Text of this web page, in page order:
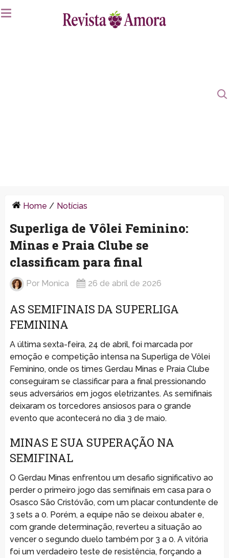
Home / Notícias
Superliga de Vôlei Feminino:
Minas e Praia Clube se
classificam para final
Por Monica 26 de abril de 2026
AS SEMIFINAIS DA SUPERLIGA
FEMININA
A última sexta-feira, 24 de abril, foi marcada por
emoção e competição intensa na Superliga de Vôlei
Feminino, onde os times Gerdau Minas e Praia Clube
conseguiram se classificar para a final pressionando
seus adversários em jogos eletrizantes. As semifinais
deixaram os torcedores ansiosos para o grande
evento que acontecerá no dia 3 de maio.
MINAS E SUA SUPERAÇÃO NA
SEMIFINAL
O Gerdau Minas enfrentou um desafio significativo ao
perder o primeiro jogo das semifinais em casa para o
Osasco São Cristóvão, com um placar contundente de
3 sets a 0. Porém, a equipe não se deixou abater e,
com grande determinação, reverteu a situação ao
vencer o segundo duelo também por 3 a 0. A vitória
foi um verdadeiro teste de resistência, forçando a